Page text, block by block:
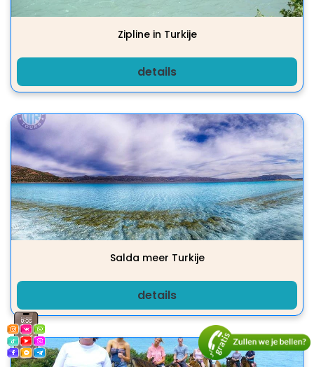
Zipline in Turkije
details
Salda meer Turkije
details